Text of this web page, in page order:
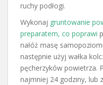
ruchy podłogi.
Wykonaj gruntowanie
preparatem, co poprawi
nałóż masę
następnie użyj wałka
pęcherzyków powietrza.
najmniej 24 godziny, lub